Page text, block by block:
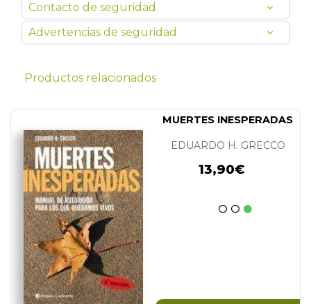
Contacto de seguridad
Advertencias de seguridad
Productos relacionados
MUERTES INESPERADAS
EDUARDO H. GRECCO
13,90€